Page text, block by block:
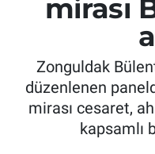
mirası
Zonguldak
düzenlenen
mirası cesaret,
kapsamlı